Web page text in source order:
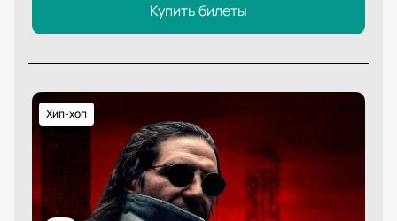
Купить билеты
Хип-хоп